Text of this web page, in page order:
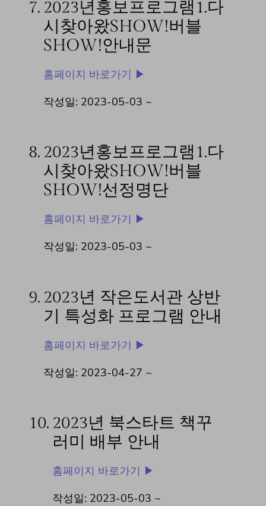
7. 2023년홍보프로그램1.다
시찾아왔SHOW!버블
SHOW!안내문
홈페이지 바로가기 ▶
작성일: 2023-05-03 ~
8. 2023년홍보프로그램1.다
시찾아왔SHOW!버블
SHOW!선정명단
홈페이지 바로가기 ▶
작성일: 2023-05-03 ~
9. 2023년 작은도서관 상반
기 특성화 프로그램 안내
홈페이지 바로가기 ▶
작성일: 2023-04-27 ~
10. 2023년 북스타트 책꾸
러미 배부 안내
홈페이지 바로가기 ▶
작성일: 2023-05-03 ~